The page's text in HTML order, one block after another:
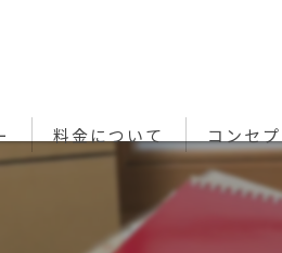
料金について コンセプ